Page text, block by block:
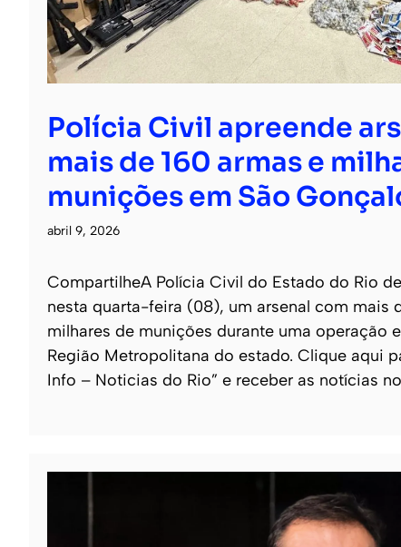
Polícia Civil apreende
mais de 160 armas e
munições em São
abril 9, 2026
CompartilheA Polícia Civil do Estado do Rio
nesta quarta-feira (08), um arsenal com mais
milhares de munições durante uma operação
Região Metropolitana do estado. Clique aqui
Info – Noticias do Rio” e receber as notícias